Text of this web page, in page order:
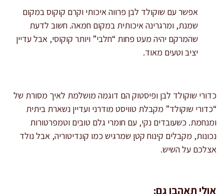
אפשר עם שוקולד לבן פרווה איכותי וקרם קוקוס במקום
שמנת, ומרגרינה איכותית במקום חמאה. חשוב לדעת
שהמרקם יהיה מעט פחות “חלבי” ויותר קוקוסי, אבל עדיין
יציב וטעים מאוד.
כדורי שוקולד לבן ופיסטוק הם דוגמה מושלמת לאיך מסורת של
“כדורי שוקולד” מקבלת טוויסט מודרני ועדיין נשארת ביתית
ומנחמת. כשעובדים נקי, עם חומרי גלם טובים וטמפרטורות
נכונות, מקבלים קינוח קטן שמרגיש כמו קונדיטוריה, אבל נולד
אצלכם על השיש.
אולי תאהבו גם: